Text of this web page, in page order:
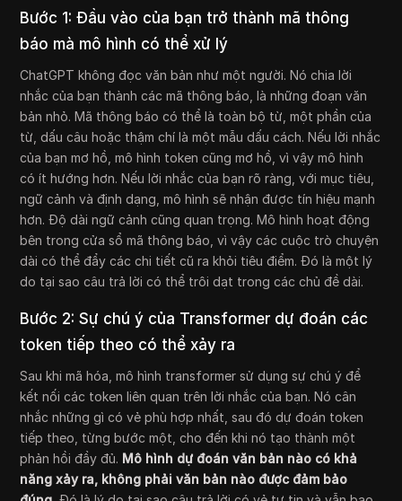
Bước 1: Đầu vào của bạn trở thành mã thông
báo mà mô hình có thể xử lý
ChatGPT không đọc văn bản như một người. Nó chia lời
nhắc của bạn thành các mã thông báo, là những đoạn văn
bản nhỏ. Mã thông báo có thể là toàn bộ từ, một phần của
từ, dấu câu hoặc thậm chí là một mẫu dấu cách. Nếu lời nhắc
của bạn mơ hồ, mô hình token cũng mơ hồ, vì vậy mô hình
có ít hướng hơn. Nếu lời nhắc của bạn rõ ràng, với mục tiêu,
ngữ cảnh và định dạng, mô hình sẽ nhận được tín hiệu mạnh
hơn. Độ dài ngữ cảnh cũng quan trọng. Mô hình hoạt động
bên trong cửa sổ mã thông báo, vì vậy các cuộc trò chuyện
dài có thể đẩy các chi tiết cũ ra khỏi tiêu điểm. Đó là một lý
do tại sao câu trả lời có thể trôi dạt trong các chủ đề dài.
Bước 2: Sự chú ý của Transformer dự đoán các
token tiếp theo có thể xảy ra
Sau khi mã hóa, mô hình transformer sử dụng sự chú ý để
kết nối các token liên quan trên lời nhắc của bạn. Nó cân
nhắc những gì có vẻ phù hợp nhất, sau đó dự đoán token
tiếp theo, từng bước một, cho đến khi nó tạo thành một
phản hồi đầy đủ. Mô hình dự đoán văn bản nào có khả
năng xảy ra, không phải văn bản nào được đảm bảo